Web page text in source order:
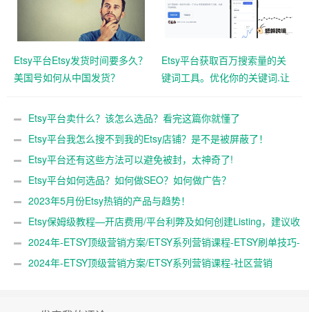
Etsy平台Etsy发货时间要多久？
美国号如何从中国发货？
Etsy平台获取百万搜索量的关
键词工具。优化你的关键词.让
Etsy平台卖什么？该怎么选品？看完这篇你就懂了
Etsy平台我怎么搜不到我的Etsy店铺？是不是被屏蔽了！
Etsy平台还有这些方法可以避免被封，太神奇了!
Etsy平台如何选品？如何做SEO？如何做广告？
2023年5月份Etsy热销的产品与趋势！
Etsy保姆级教程—开店费用/平台利弊及如何创建Listing，建议收
藏！2024年-ETSY顶级营销方案/ETSY系列营销课程-ETSY刷单技巧-
社交媒体营销/站外营销/定价策略
2024年-ETSY顶级营销方案/ETSY系列营销课程-社区营销